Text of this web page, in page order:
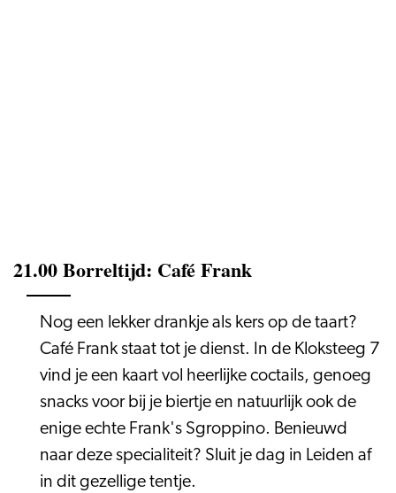
21.00 Borreltijd: Café Frank
Nog een lekker drankje als kers op de taart?
Café Frank staat tot je dienst. In de Kloksteeg 7
vind je een kaart vol heerlijke coctails, genoeg
snacks voor bij je biertje en natuurlijk ook de
enige echte Frank's Sgroppino. Benieuwd
naar deze specialiteit? Sluit je dag in Leiden af
in dit gezellige tentje.